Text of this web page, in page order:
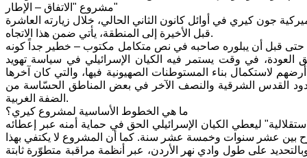
مشروع "الاتفاق – الإطار"
جون كيري في أوائل كانون الثاني الحالي، خلال زيارته العاشرة
قبل الأخيرة إلى المنطقة، يأتي ضمن هذا الاتجاه.
حتى قبل أن يبلوره صاحبه في نص متكامل مكتوب – خطير جداً كونه
في وقت يستمر فيه الكيان الإسرائيلي في سياسة تهويد
لاستكمال بناء المستوطنات الصهيونية فيها، والتي كان آخرها
يتوزّع نصفها ضمن حدود القدس الشرقية والنصف الآخر في بعض المناطق الحسّاسة من
الضفة الغربية.
ما هي الخطوط الأساسية لمشروع كيري؟
ليعطي الكيان الإسرائيلي الحق في حماية أمنه عبر إعطائه
بين عشر سنوات وخمسة عشر سنة. كما أن المشروع لا يكتفي بهذا
على طول وادي نهر الأردن، عبر أنظمة مراقبة متطوّرة ثابتة